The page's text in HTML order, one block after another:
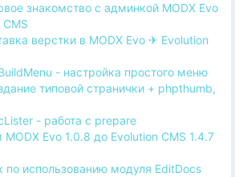
знакомство с админкой MODX Evo
верстки в MODX Evo ✈ Evolution
- настройка простого меню
типовой странички + phpthumb,
- работа с prepare
Evo 1.0.8 до Evolution CMS 1.4.7
по использованию модуля EditDocs